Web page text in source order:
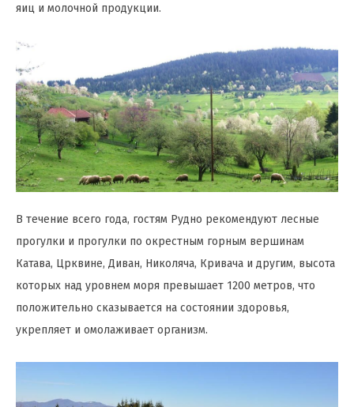
яиц и молочной продукции.
В течение всего года, гостям Рудно рекомендуют лесные
прогулки и прогулки по окрестным горным вершинам
Катава, Црквине, Диван, Николяча, Кривача и другим, высота
которых над уровнем моря превышает 1200 метров, что
положительно сказывается на состоянии здоровья,
укрепляет и омолаживает организм.